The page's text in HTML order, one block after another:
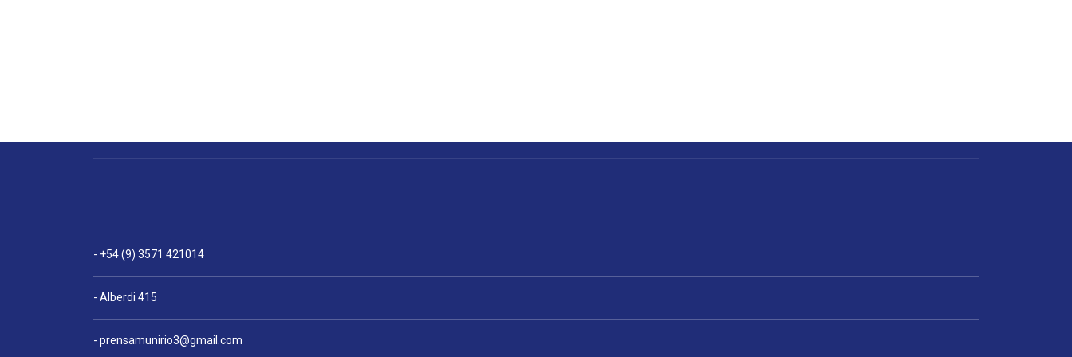
- +54 (9) 3571 421014
- Alberdi 415
- prensamunirio3@gmail.com